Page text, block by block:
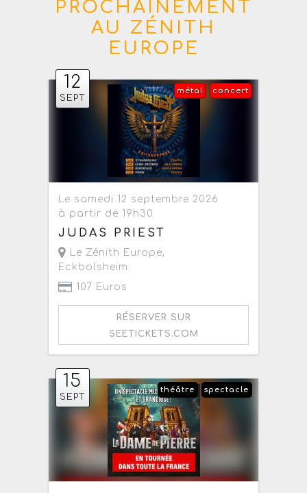
PROCHAINEMENT
AU ZÉNITH
EUROPE
12
SEPT
concert
métal
Le samedi 12 septembre 2026
à partir de 19h30
JUDAS PRIEST
Le Zénith Europe,
Eckbolsheim
107 Euros
RÉSERVER SUR
SEETICKETS.COM
15
SEPT
spectacle
théâtre